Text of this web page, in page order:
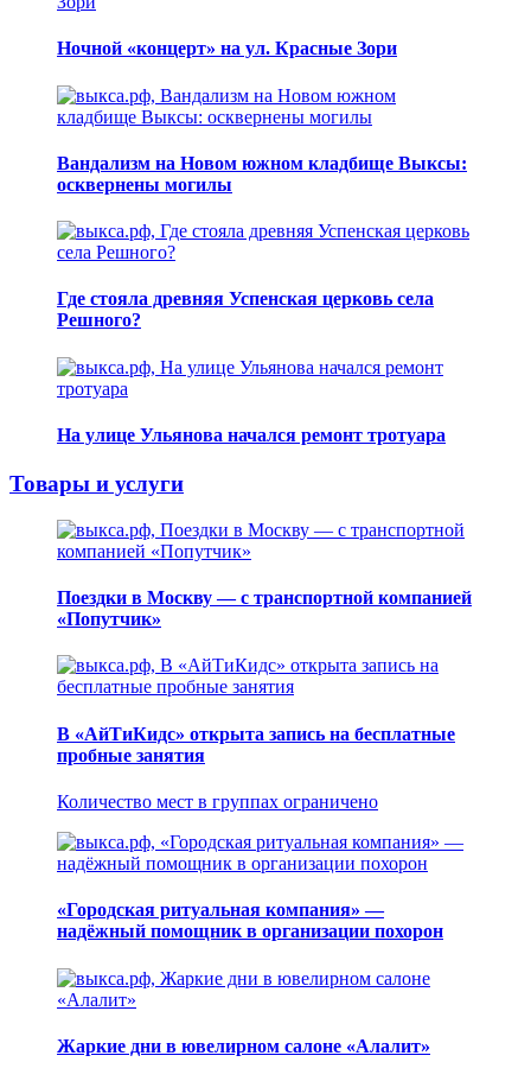
Ночной «концерт» на ул. Красные Зори
Вандализм на Новом южном кладбище Выксы:
осквернены могилы
Где стояла древняя Успенская церковь села
Решного?
На улице Ульянова начался ремонт тротуара
Товары и услуги
Поездки в Москву — с транспортной компанией
«Попутчик»
В «АйТиКидс» открыта запись на бесплатные
пробные занятия
Количество мест в группах ограничено
«Городская ритуальная компания» —
надёжный помощник в организации похорон
Жаркие дни в ювелирном салоне «Алалит»